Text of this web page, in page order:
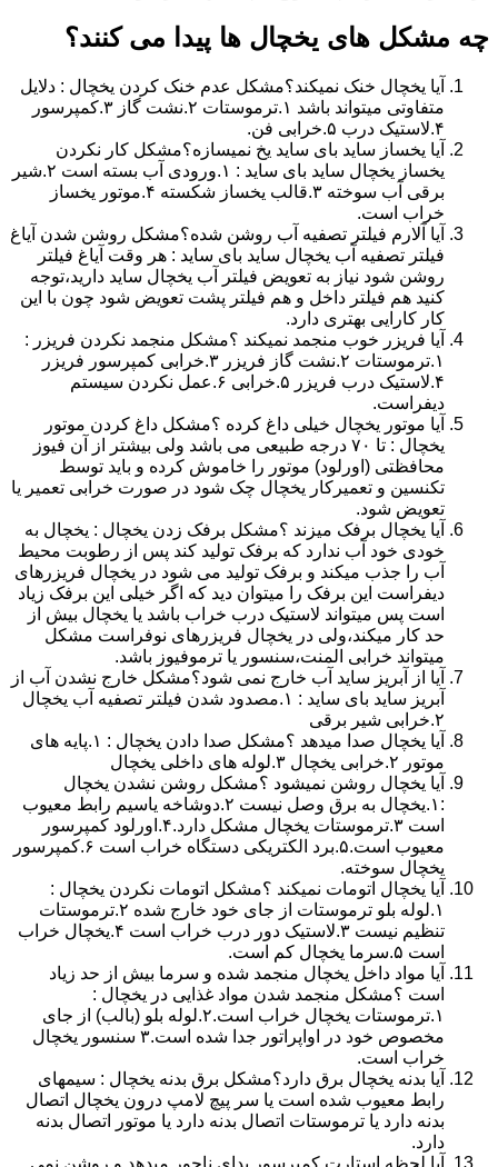
چه مشکل های یخچال ها پیدا می کنند؟
آیا یخچال خنک نمیکند؟مشکل عدم خنک کردن یخچال : دلایل
متفاوتی میتواند باشد ۱.ترموستات ۲.نشت گاز ۳.کمپرسور
۴.لاستیک درب ۵.خرابی فن.
آیا یخساز ساید بای ساید یخ نمیسازه؟مشکل کار نکردن
یخساز یخچال ساید بای ساید : ۱.ورودی آب بسته است ۲.شیر
برقی آب سوخته ۳.قالب یخساز شکسته ۴.موتور یخساز
خراب است.
آیا آلارم فیلتر تصفیه آب روشن شده؟مشکل روشن شدن آیاغ
فیلتر تصفیه آب یخچال ساید بای ساید : هر وقت آیاغ فیلتر
روشن شود نیاز به تعویض فیلتر آب یخچال ساید دارید،توجه
کنید هم فیلتر داخل و هم فیلتر پشت تعویض شود چون با این
کار کارایی بهتری دارد.
آیا فریزر خوب منجمد نمیکند ؟مشکل منجمد نکردن فریزر :
۱.ترموستات ۲.نشت گاز فریزر ۳.خرابی کمپرسور فریزر
۴.لاستیک درب فریزر ۵.خرابی ۶.عمل نکردن سیستم
دیفراست.
آیا موتور یخچال خیلی داغ کرده ؟مشکل داغ کردن موتور
یخچال : تا ۷۰ درجه طبیعی می باشد ولی بیشتر از آن فیوز
محافظتی (اورلود) موتور را خاموش کرده و باید توسط
تکنسین و تعمیرکار یخچال چک شود در صورت خرابی تعمیر یا
تعویض شود.
آیا یخچال برفک میزند ؟مشکل برفک زدن یخچال : یخچال به
خودی خود آب ندارد که برفک تولید کند پس از رطوبت محیط
آب را جذب میکند و برفک تولید می شود در یخچال فریزرهای
دیفراست این برفک را میتوان دید که اگر خیلی این برفک زیاد
است پس میتواند لاستیک درب خراب باشد یا یخچال بیش از
حد کار میکند،ولی در یخچال فریزرهای نوفراست مشکل
میتواند خرابی المنت،سنسور یا ترموفیوز باشد.
آیا از آبریز ساید آب خارج نمی شود؟مشکل خارج نشدن آب از
آبریز ساید بای ساید : ۱.مصدود شدن فیلتر تصفیه آب یخچال
۲.خرابی شیر برقی
آیا یخچال صدا میدهد ؟مشکل صدا دادن یخچال : ۱.پایه های
موتور ۲.خرابی یخچال ۳.لوله های داخلی یخچال
آیا یخچال روشن نمیشود ؟مشکل روشن نشدن یخچال
:۱.یخچال به برق وصل نیست ۲.دوشاخه یاسیم رابط معیوب
است ۳.ترموستات یخچال مشکل دارد.۴.اورلود کمپرسور
معیوب است.۵.برد الکتریکی دستگاه خراب است ۶.کمپرسور
یخچال سوخته.
آیا یخچال اتومات نمیکند ؟مشکل اتومات نکردن یخچال :
۱.لوله بلو ترموستات از جای خود خارج شده ۲.ترموستات
تنظیم نیست ۳.لاستیک دور درب خراب است ۴.یخچال خراب
است ۵.سرما یخچال کم است.
آیا مواد داخل یخچال منجمد شده و سرما بیش از حد زیاد
است ؟مشکل منجمد شدن مواد غذایی در یخچال :
۱.ترموستات یخچال خراب است.۲.لوله بلو (بالب) از جای
مخصوص خود در اواپراتور جدا شده است.۳ سنسور یخچال
خراب است.
آیا بدنه یخچال برق دارد؟مشکل برق بدنه یخچال : سیمهای
رابط معیوب شده است یا سر پیچ لامپ درون یخچال اتصال
بدنه دارد یا ترموستات اتصال بدنه دارد یا موتور اتصال بدنه
دارد.
آیا لحظه استارت کمپرسور یدای ناجور میدهد و روشن نمی